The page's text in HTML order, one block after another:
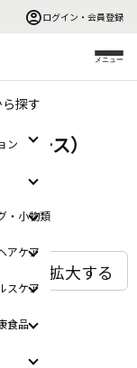
ログイン・会員登録
メニュー
探す
ン
・小物類
アケア
スケア
食品
ース）
拡大する